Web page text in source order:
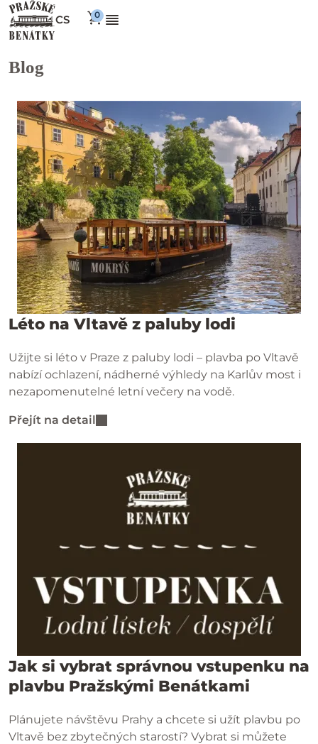
CS
Blog
Léto na Vltavě z paluby lodi
Užijte si léto v Praze z paluby lodi – plavba po Vltavě
nabízí ochlazení, nádherné výhledy na Karlův most i
nezapomenutelné letní večery na vodě.
Přejít na detail
Jak si vybrat správnou vstupenku na
plavbu Pražskými Benátkami
Plánujete návštěvu Prahy a chcete si užít plavbu po
Vltavě bez zbytečných starostí? Vybrat si můžete